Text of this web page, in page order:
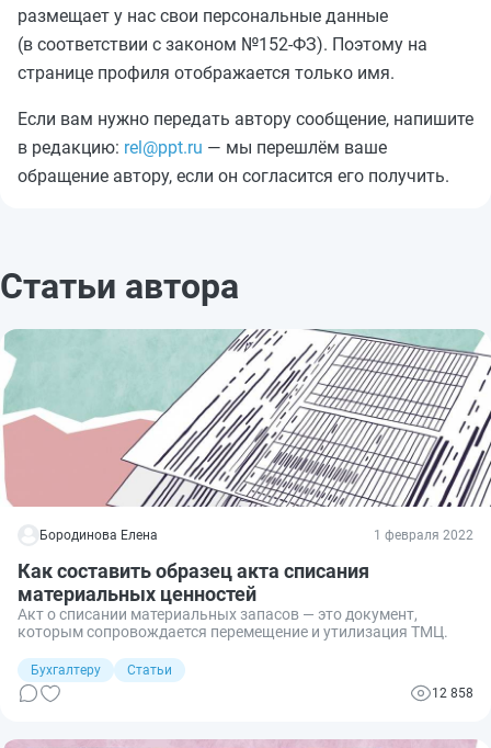
размещает у нас свои персональные данные
(в соответствии с законом №152-ФЗ). Поэтому на
странице профиля отображается только имя.
Если вам нужно передать автору сообщение, напишите
в редакцию: rel@ppt.ru — мы перешлём ваше
обращение автору, если он согласится его получить.
Статьи автора
Бородинова Елена 1 февраля 2022
Как составить образец акта списания
материальных ценностей
Акт о списании материальных запасов — это документ,
которым сопровождается перемещение и утилизация ТМЦ.
Бухгалтеру
Статьи
12 858